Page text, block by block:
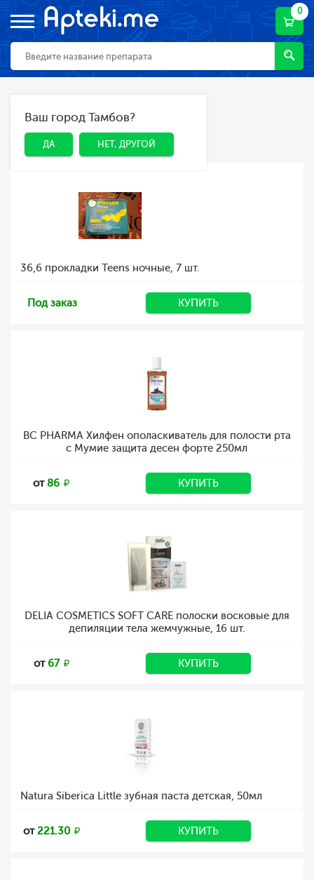
0
ДА НЕТ, ДРУГОЙ
Ваш город Тамбов?
ДА НЕТ, ДРУГОЙ
Главная Каталог Гигиена
Гигиена
36,6 прокладки Teens ночные, 7 шт.
Под заказ КУПИТЬ
BC PHARMA Хилфен ополаскиватель для полости рта
с Мумие защита десен форте 250мл
от86 КУПИТЬ
DELIA COSMETICS SOFT CARE полоски восковые для
депиляции тела жемчужные, 16 шт.
от67 КУПИТЬ
Natura Siberica Little зубная паста детская, 50мл
от221.30 КУПИТЬ